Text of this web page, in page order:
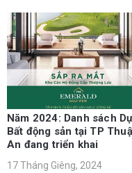
Năm 2024: Danh sách
Bất động sản tại TP
An đang triển khai
17 Tháng Giêng, 2024